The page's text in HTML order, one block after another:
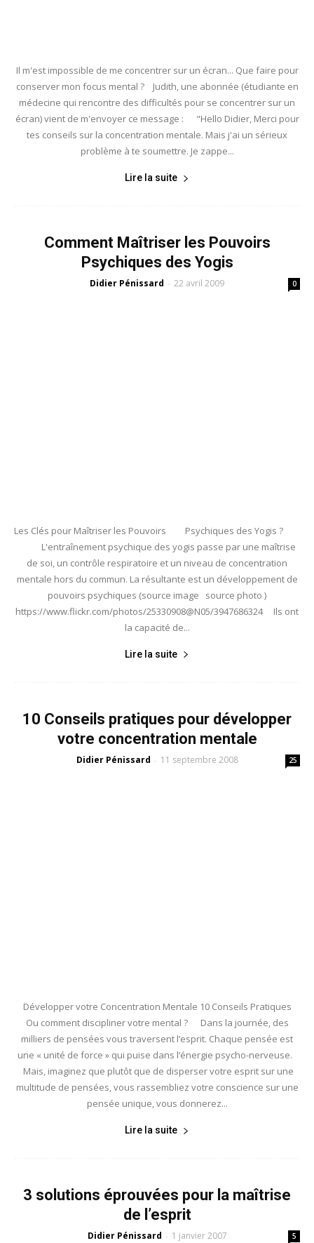
Il m'est impossible de me concentrer sur un écran... Que faire pour
conserver mon focus mental ? Judith, une abonnée (étudiante en
médecine qui rencontre des difficultés pour se concentrer sur un
écran) vient de m'envoyer ce message : "Hello Didier, Merci pour
tes conseils sur la concentration mentale. Mais j'ai un sérieux
problème à te soumettre. Je zappe...
Lire la suite
Comment Maîtriser les Pouvoirs
Psychiques des Yogis
Didier Pénissard - 22 avril 2009 0
Les Clés pour Maîtriser les Pouvoirs Psychiques des Yogis ?
L'entraînement psychique des yogis passe par une maîtrise
de soi, un contrôle respiratoire et un niveau de concentration
mentale hors du commun. La résultante est un développement de
pouvoirs psychiques (source image source photo )
https://www.flickr.com/photos/25330908@N05/3947686324 Ils ont
la capacité de...
Lire la suite
10 Conseils pratiques pour développer
votre concentration mentale
Didier Pénissard - 11 septembre 2008 25
Développer votre Concentration Mentale 10 Conseils Pratiques
Ou comment discipliner votre mental ? Dans la journée, des
milliers de pensées vous traversent l’esprit. Chaque pensée est
une « unité de force » qui puise dans l’énergie psycho-nerveuse.
Mais, imaginez que plutôt que de disperser votre esprit sur une
multitude de pensées, vous rassembliez votre conscience sur une
pensée unique, vous donnerez...
Lire la suite
3 solutions éprouvées pour la maîtrise
de l’esprit
Didier Pénissard - 1 janvier 2007 5